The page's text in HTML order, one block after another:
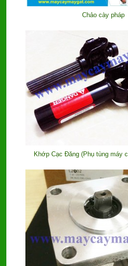
Chảo cày pháp
Khớp Cạc Đăng (Phụ tùng máy